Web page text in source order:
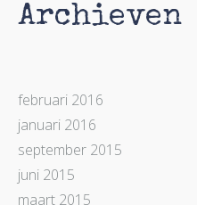
Archieven
februari 2016
januari 2016
september 2015
juni 2015
maart 2015